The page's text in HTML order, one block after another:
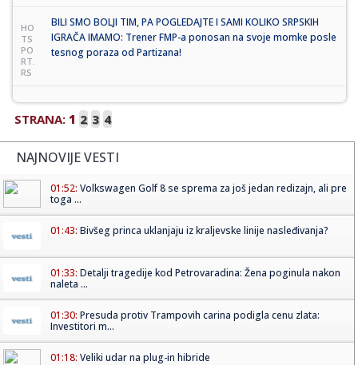
HO
TS
PO
RT.
RS
BILI SMO BOLJI TIM, PA POGLEDAJTE I SAMI KOLIKO SRPSKIH
IGRAČA IMAMO: Trener FMP-a ponosan na svoje momke posle
tesnog poraza od Partizana!
STRANA: 1 2 3 4
NAJNOVIJE VESTI
01:52: Volkswagen Golf 8 se sprema za još jedan redizajn, ali pre
toga ...
01:43: Bivšeg princa uklanjaju iz kraljevske linije nasleđivanja?
01:33: Detalji tragedije kod Petrovaradina: Žena poginula nakon
naleta ...
01:30: Presuda protiv Trampovih carina podigla cenu zlata:
Investitori m...
01:18: Veliki udar na plug-in hibride